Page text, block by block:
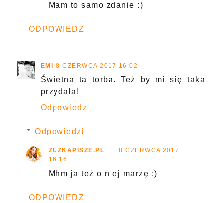
Mam to samo zdanie :)
ODPOWIEDZ
EMI 8 CZERWCA 2017 16:02
Świetna ta torba. Też by mi się taka
przydała!
Odpowiedz
Odpowiedzi
ZUZKAPISZE.PL
8 CZERWCA 2017
16:16
Mhm ja też o niej marzę :)
ODPOWIEDZ